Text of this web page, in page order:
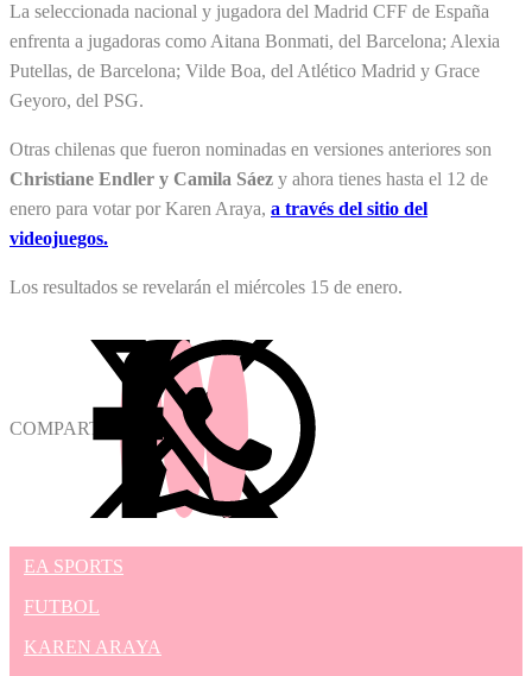
La seleccionada nacional y jugadora del Madrid CFF de España
enfrenta a jugadoras como Aitana Bonmati, del Barcelona; Alexia
Putellas, de Barcelona; Vilde Boa, del Atlético Madrid y Grace
Geyoro, del PSG.
Otras chilenas que fueron nominadas en versiones anteriores son
Christiane Endler y Camila Sáez y ahora tienes hasta el 12 de
enero para votar por Karen Araya, a través del sitio del
videojuegos.
Los resultados se revelarán el miércoles 15 de enero.
COMPARTIR
EA SPORTS
FUTBOL
KAREN ARAYA